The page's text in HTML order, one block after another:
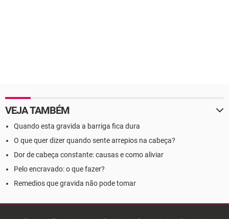
VEJA TAMBÉM
Quando esta gravida a barriga fica dura
O que quer dizer quando sente arrepios na cabeça?
Dor de cabeça constante: causas e como aliviar
Pelo encravado: o que fazer?
Remedios que gravida não pode tomar